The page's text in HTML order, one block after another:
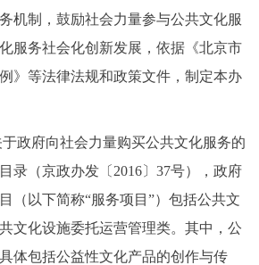
한국어 日本語
回到顶部
机制，鼓励社会力量参与公共文化服
服务社会化创新发展，依据《北京市
》等法律法规和政策文件，制定本办
府向社会力量购买公共文化服务的
录（京政办发〔2016〕37号），政府
（以下简称“服务项目”）包括公共文
文化设施委托运营管理类。其中，公
体包括公益性文化产品的创作与传